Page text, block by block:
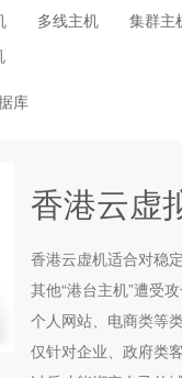
多线主机
集群主
库
香港云虚
香港云虚机适合对稳
其他“港台主机”遭受
个人网站、电商类等
仅针对企业、政府类